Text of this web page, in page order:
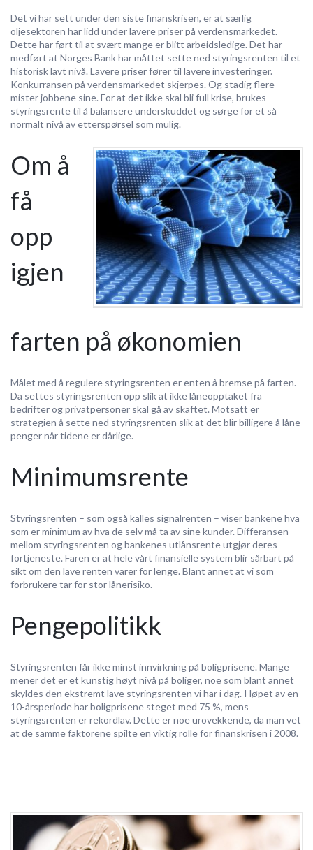
Det vi har sett under den siste finanskrisen, er at særlig
oljesektoren har lidd under lavere priser på verdensmarkedet.
Dette har ført til at svært mange er blitt arbeidsledige. Det har
medført at Norges Bank har måttet sette ned styringsrenten til et
historisk lavt nivå. Lavere priser fører til lavere investeringer.
Konkurransen på verdensmarkedet skjerpes. Og stadig flere
mister jobbene sine. For at det ikke skal bli full krise, brukes
styringsrente til å balansere underskuddet og sørge for et så
normalt nivå av etterspørsel som mulig.
Om å
få
opp
igjen
farten på økonomien
Målet med å regulere styringsrenten er enten å bremse på farten.
Da settes styringsrenten opp slik at ikke låneopptaket fra
bedrifter og privatpersoner skal gå av skaftet. Motsatt er
strategien å sette ned styringsrenten slik at det blir billigere å låne
penger når tidene er dårlige.
Minimumsrente
Styringsrenten – som også kalles signalrenten – viser bankene hva
som er minimum av hva de selv må ta av sine kunder. Differansen
mellom styringsrenten og bankenes utlånsrente utgjør deres
fortjeneste. Faren er at hele vårt finansielle system blir sårbart på
sikt om den lave renten varer for lenge. Blant annet at vi som
forbrukere tar for stor lånerisiko.
Pengepolitikk
Styringsrenten får ikke minst innvirkning på boligprisene. Mange
mener det er et kunstig høyt nivå på boliger, noe som blant annet
skyldes den ekstremt lave styringsrenten vi har i dag. I løpet av en
10-årsperiode har boligprisene steget med 75 %, mens
styringsrenten er rekordlav. Dette er noe urovekkende, da man vet
at de samme faktorene spilte en viktig rolle for finanskrisen i 2008.